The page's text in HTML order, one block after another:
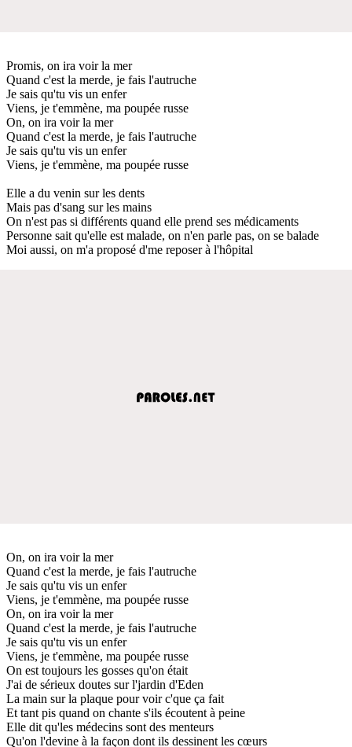
Promis, on ira voir la mer
Quand c'est la merde, je fais l'autruche
Je sais qu'tu vis un enfer
Viens, je t'emmène, ma poupée russe
On, on ira voir la mer
Quand c'est la merde, je fais l'autruche
Je sais qu'tu vis un enfer
Viens, je t'emmène, ma poupée russe
Elle a du venin sur les dents
Mais pas d'sang sur les mains
On n'est pas si différents quand elle prend ses médicaments
Personne sait qu'elle est malade, on n'en parle pas, on se balade
Moi aussi, on m'a proposé d'me reposer à l'hôpital
On, on ira voir la mer
Quand c'est la merde, je fais l'autruche
Je sais qu'tu vis un enfer
Viens, je t'emmène, ma poupée russe
On, on ira voir la mer
Quand c'est la merde, je fais l'autruche
Je sais qu'tu vis un enfer
Viens, je t'emmène, ma poupée russe
On est toujours les gosses qu'on était
J'ai de sérieux doutes sur l'jardin d'Eden
La main sur la plaque pour voir c'que ça fait
Et tant pis quand on chante s'ils écoutent à peine
Elle dit qu'les médecins sont des menteurs
Qu'on l'devine à la façon dont ils dessinent les cœurs